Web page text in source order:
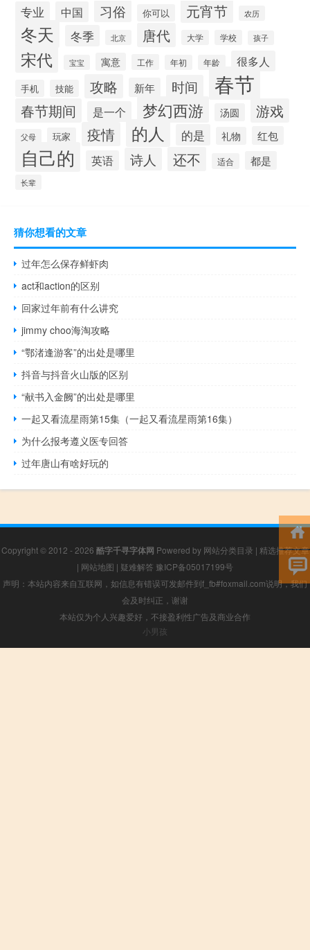
专业 中国 习俗 你可以 元宵节 农历
冬天 冬季 北京 唐代 大学 学校 孩子
宋代 宝宝 寓意 工作 年初 年龄 很多人
手机 技能 攻略 新年 时间 春节
春节期间 是一个 梦幻西游 汤圆 游戏
父母 玩家 疫情 的人 的是 礼物 红包
自己的 英语 诗人 还不 适合 都是
长辈
猜你想看的文章
过年怎么保存鲜虾肉
act和action的区别
回家过年前有什么讲究
jimmy choo海淘攻略
“鄂渚逢游客”的出处是哪里
抖音与抖音火山版的区别
“献书入金阙”的出处是哪里
一起又看流星雨第15集（一起又看流星雨第16集）
为什么报考遵义医专回答
过年唐山有啥好玩的
Copyright © 2012 - 2026 酷字千寻字体网 Powered by 网站分类目录 | 精选推荐文章
| 网站地图 | 疑难解答 豫ICP备05017199号
声明：本站内容来自互联网，如信息有错误可发邮件到f_fb#foxmail.com说明，我们
会及时纠正，谢谢
本站仅为个人兴趣爱好，不接盈利性广告及商业合作
小男孩